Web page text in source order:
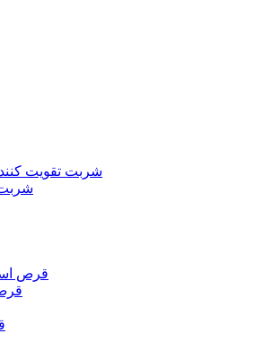
شربت تقویت
شربت
قرص